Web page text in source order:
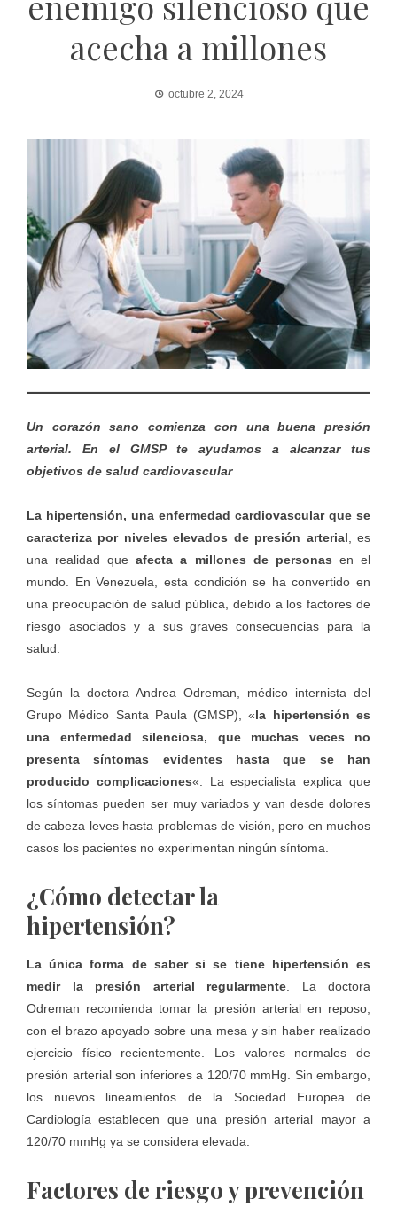
acecha a millones
octubre 2, 2024
Un corazón sano comienza con una buena presión
arterial. En el GMSP te ayudamos a alcanzar tus
objetivos de salud cardiovascular
La hipertensión, una enfermedad cardiovascular que se
caracteriza por niveles elevados de presión arterial , es
una realidad queafecta a millones de personas en el
mundo. En Venezuela, esta condición se ha convertido en
una preocupación de salud pública, debido a los factores de
riesgo asociados y a sus graves consecuencias para la
salud.
Según la doctora Andrea Odreman, médico internista del
Grupo Médico Santa Paula (GMSP) , «la hipertensión es
una enfermedad silenciosa, que muchas veces no
presenta síntomas evidentes hasta que se han
producido complicaciones«. La especialista explica que
los síntomas pueden ser muy variados y van desde dolores
de cabeza leves hasta problemas de visión, pero en muchos
casos los pacientes no experimentan ningún síntoma.
¿Cómo detectar la
hipertensión?
La única forma de saber si se tiene hipertensión es
medir la presión arterial regularmente . La doctora
Odreman recomienda tomar la presión arterial en reposo,
con el brazo apoyado sobre una mesa y sin haber realizado
ejercicio físico recientemente. Los valores normales de
presión arterial son inferiores a 120/70 mmHg. Sin embargo,
los nuevos lineamientos de la Sociedad Europea de
Cardiología establecen que una presión arterial mayor a
120/70 mmHg ya se considera elevada.
Factores de riesgo y prevención